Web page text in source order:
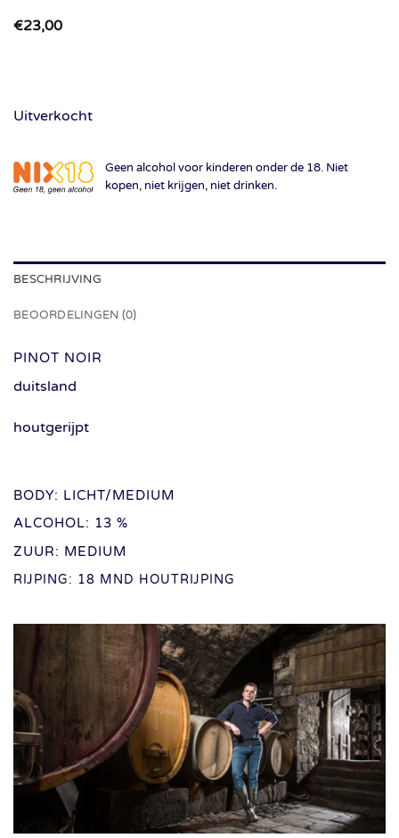
€23,00
Uitverkocht
Geen alcohol voor kinderen onder de 18. Niet
kopen, niet krijgen, niet drinken.
BESCHRIJVING
BEOORDELINGEN (0)
PINOT NOIR
duitsland
houtgerijpt
BODY: LICHT/MEDIUM
ALCOHOL: 13 %
ZUUR: MEDIUM
RIJPING: 18 MND HOUTRIJPING